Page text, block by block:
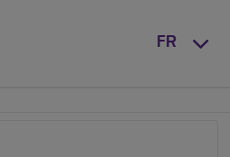
FR